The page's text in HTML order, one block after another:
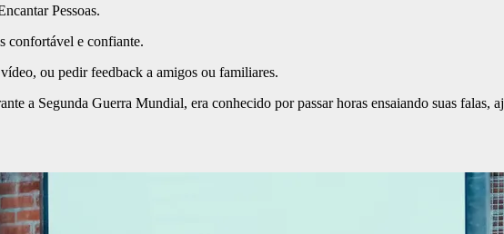
Pessoas.
confortável e confiante.
ou pedir feedback a amigos ou familiares.
a Segunda Guerra Mundial, era conhecido por passar horas ensaiando suas falas,